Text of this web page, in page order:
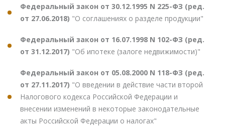
Федеральный закон от 30.12.1995 N 225-ФЗ (ред.
от 27.06.2018) "О соглашениях о разделе продукции"
Федеральный закон от 16.07.1998 N 102-ФЗ (ред.
от 31.12.2017) "Об ипотеке (залоге недвижимости)"
Федеральный закон от 05.08.2000 N 118-ФЗ (ред.
от 27.11.2017) "О введении в действие части второй
Налогового кодекса Российской Федерации и
внесении изменений в некоторые законодательные
акты Российской Федерации о налогах"